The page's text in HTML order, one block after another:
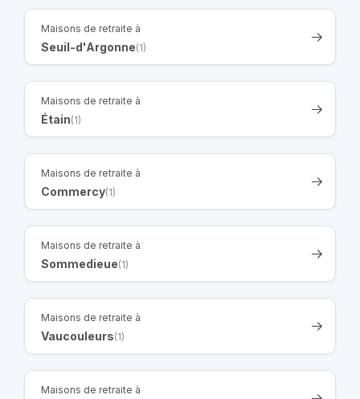
Maisons de retraite à
Seuil-d'Argonne(1)
Maisons de retraite à
Étain(1)
Maisons de retraite à
Commercy(1)
Maisons de retraite à
Sommedieue(1)
Maisons de retraite à
Vaucouleurs(1)
Maisons de retraite à